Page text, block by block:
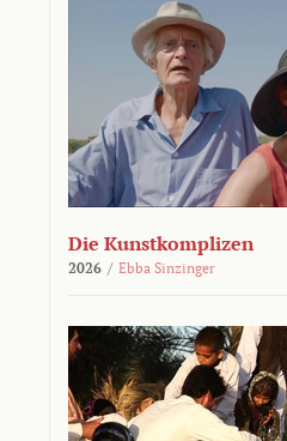
Die Kunstkomplizen
2026 / Ebba Sinzinger